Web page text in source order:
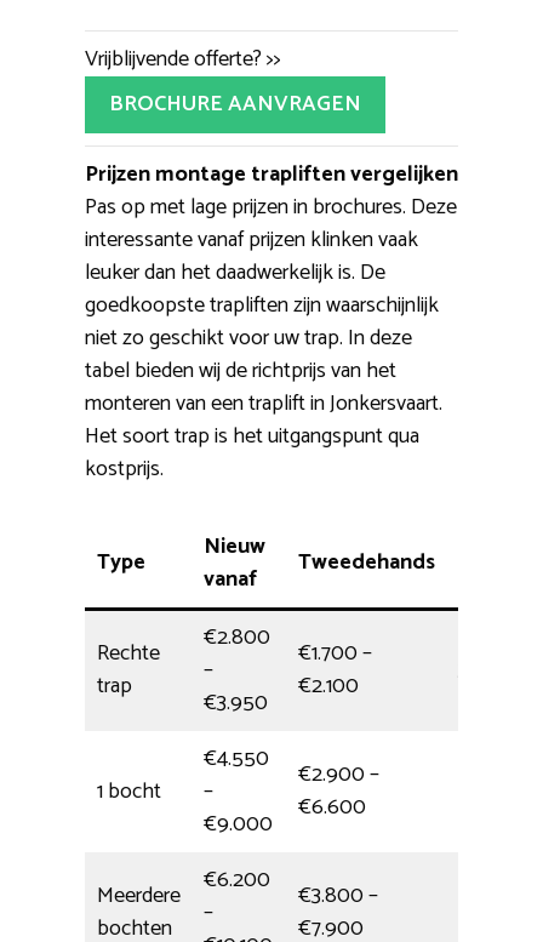
Vrijblijvende offerte? >>
BROCHURE AANVRAGEN
Prijzen montage trapliften vergelijken
Pas op met lage prijzen in brochures. Deze
interessante vanaf prijzen klinken vaak
leuker dan het daadwerkelijk is. De
goedkoopste trapliften zijn waarschijnlijk
niet zo geschikt voor uw trap. In deze
tabel bieden wij de richtprijs van het
monteren van een traplift in Jonkersvaart.
Het soort trap is het uitgangspunt qua
kostprijs.
Type
Nieuw
vanaf
Tweedehands
Rechte
trap
€2.800
–
€3.950
€1.700 –
€2.100
1 bocht
€4.550
–
€9.000
€2.900 –
€6.600
Meerdere
bochten
€6.200
–
€3.800 –
€7.900